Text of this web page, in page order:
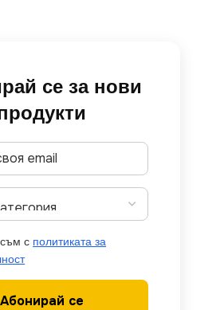
се за нови
с политиката за
Абонирай се